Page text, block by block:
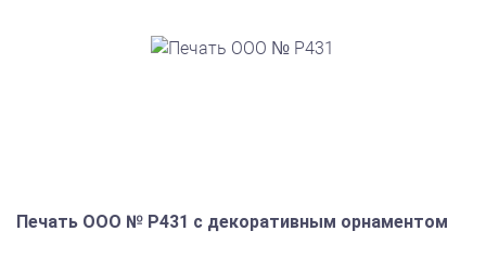
Печать ООО № Р431 с декоративным орнаментом